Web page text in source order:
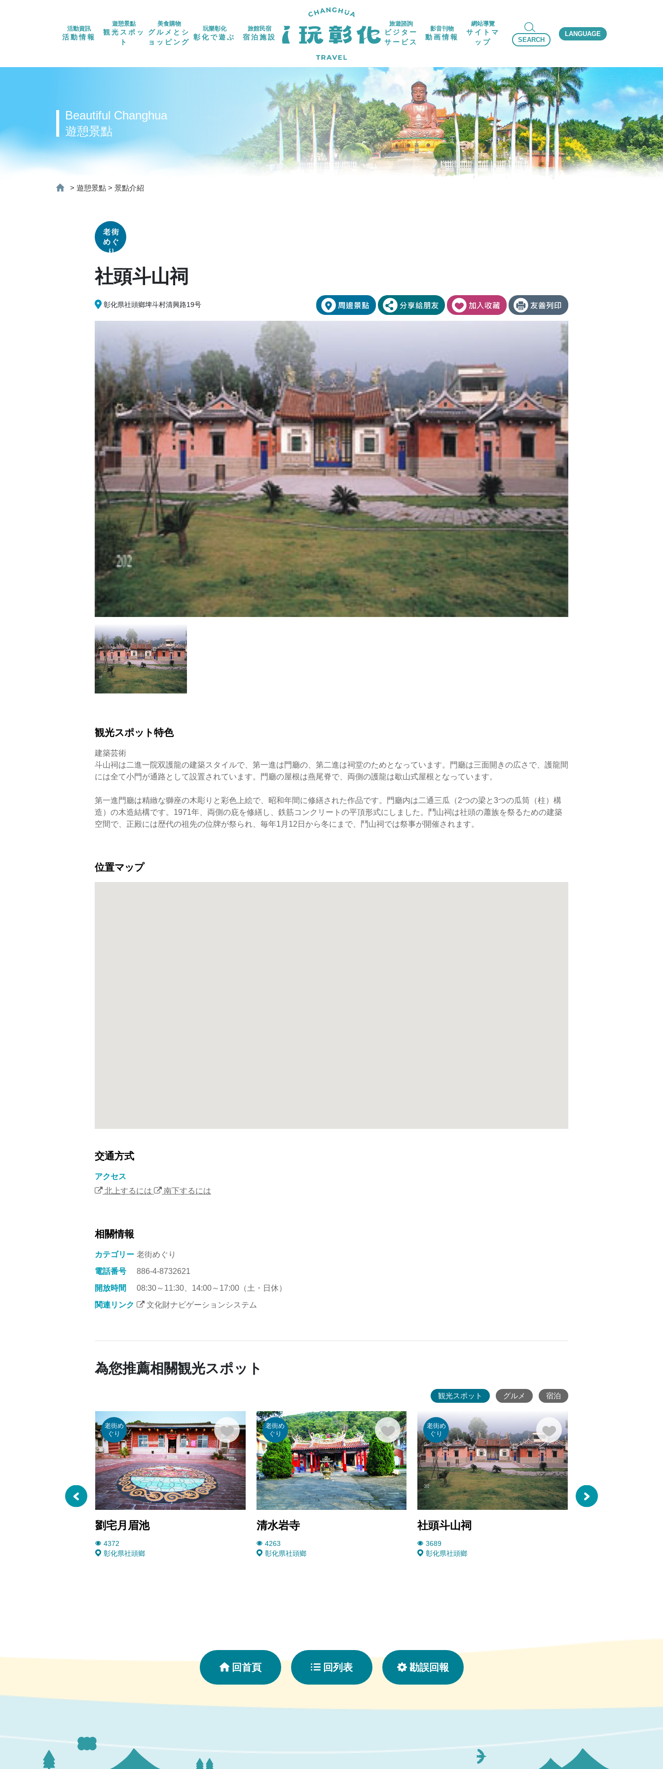
活動資訊
活動情報
遊憩景點
観光スポッ
ト
美食購物
グルメとシ
ョッピング
玩樂彰化
彰化で遊ぶ
旅館民宿
宿泊施設
旅遊諮詢
ビジター
サービス
影音刊物
動画情報
網站導覽
サイトマ
ップ
SEARCH
LANGUAGE
Beautiful Changhua
遊憩景點
> 遊憩景點 > 景點介紹
老街
めぐ
り
社頭斗山祠
彰化県社頭鄉埤斗村清興路19号
観光スポット特色
建築芸術
斗山祠は二進一院双護龍の建築スタイルで、第一進は門廳の、第二進は祠堂のためとなっています。門廳は三面開きの広さで、護龍間
には全て小門が通路として設置されています。門廳の屋根は燕尾脊で、両側の護龍は歇山式屋根となっています。
第一進門廳は精緻な獅座の木彫りと彩色上絵で、昭和年間に修繕された作品です。門廳内は二通三瓜（2つの梁と3つの瓜筒（柱）構
造）の木造結構です。1971年、両側の庇を修繕し、鉄筋コンクリートの平頂形式にしました。鬥山祠は社頭の蕭族を祭るための建築
空間で、正殿には歴代の祖先の位牌が祭られ、毎年1月12日から冬にまで、鬥山祠では祭事が開催されます。
位置マップ
交通方式
アクセス
北上するには
南下するには
相關情報
カテゴリー 老街めぐり
電話番号
886-4-8732621
開放時間
08:30～11:30、14:00～17:00（土・日休）
関連リンク
文化財ナビゲーションシステム
為您推薦相關観光スポット
観光スポット グルメ 宿泊
老街め
ぐり
劉宅月眉池
4372
彰化県社頭鄉
老街め
ぐり
清水岩寺
4263
彰化県社頭鄉
老街め
ぐり
社頭斗山祠
3689
彰化県社頭鄉
回首頁 回列表 勘誤回報